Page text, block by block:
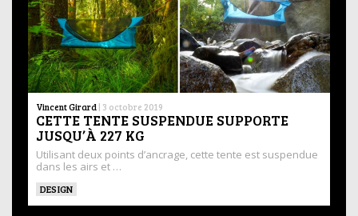
Vincent Girard | 3 octobre 2019
CETTE TENTE SUSPENDUE SUPPORTE
JUSQU’À 227 KG
Utilisant deux points d’ancrage, cette tente est suspendue
dans les airs et …
DESIGN